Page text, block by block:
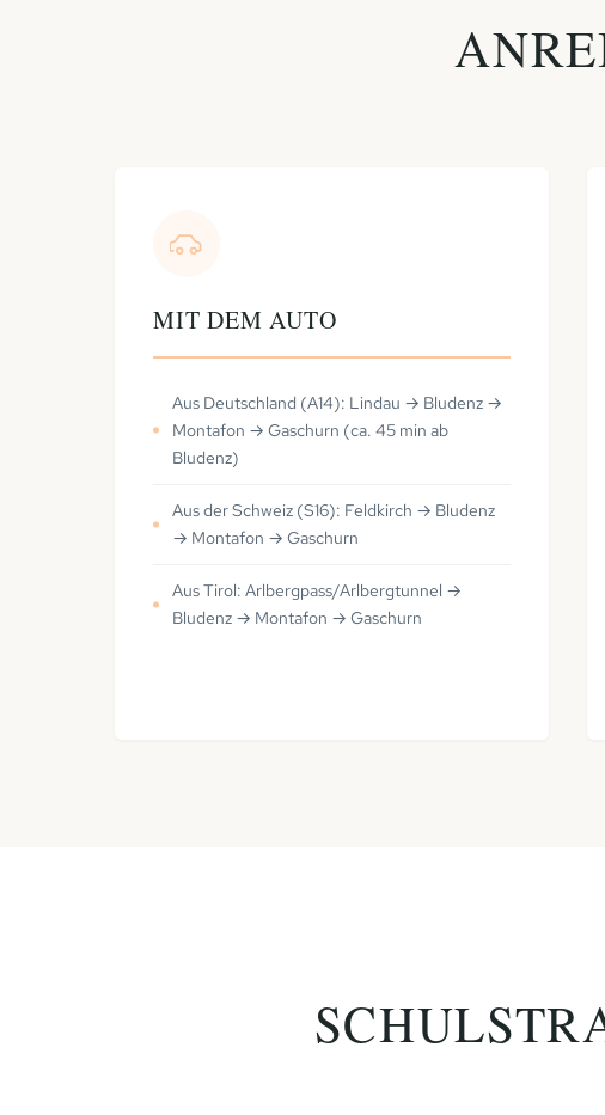
MIT DEM AUTO
Aus Deutschland (A14): Lindau → Bludenz →
Montafon → Gaschurn (ca. 45 min ab
Bludenz)
Aus der Schweiz (S16): Feldkirch → Bludenz
→ Montafon → Gaschurn
Aus Tirol: Arlbergpass/Arlbergtunnel →
Bludenz → Montafon → Gaschurn